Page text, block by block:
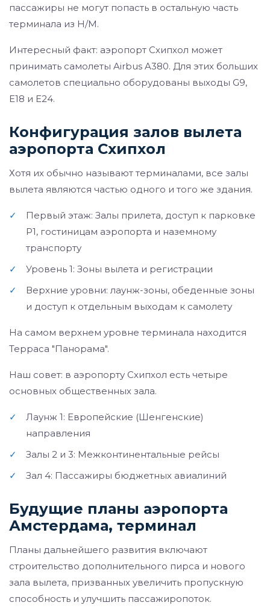
пассажиры не могут попасть в остальную часть
терминала из H/M.
Интересный факт: аэропорт Схипхол может
принимать самолеты Airbus A380. Для этих больших
самолетов специально оборудованы выходы G9,
E18 и E24.
Конфигурация залов вылета
аэропорта Схипхол
Хотя их обычно называют терминалами, все залы
вылета являются частью одного и того же здания.
✓
Первый этаж: Залы прилета, доступ к парковке
P1, гостиницам аэропорта и наземному
транспорту
✓
Уровень 1: Зоны вылета и регистрации
✓
Верхние уровни: лаунж-зоны, обеденные зоны
и доступ к отдельным выходам к самолету
На самом верхнем уровне терминала находится
Терраса "Панорама".
Наш совет: в аэропорту Схипхол есть четыре
основных общественных зала.
✓
Лаунж 1: Европейские (Шенгенские)
направления
✓
Залы 2 и 3: Межконтинентальные рейсы
✓
Зал 4: Пассажиры бюджетных авиалиний
Будущие планы аэропорта
Амстердама, терминал
Планы дальнейшего развития включают
строительство дополнительного пирса и нового
зала вылета, призванных увеличить пропускную
способность и улучшить пассажиропоток.